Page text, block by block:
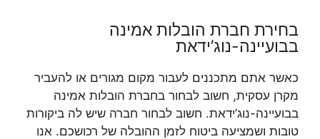
בחירת חברת הובלות אמינה
בבועיינה-נוג’ידאת
כאשר אתם מתכננים לעבור מקום מגורים או להעביר
מקרן עסקית, חשוב לבחור בחברת הובלות אמינה
בבועיינה-נוג’ידאת. חשוב לבחור חברה שיש לה ביקורות
טובות ושמציעה ביטוח לזמן ההובלה של רכושכם. אנו